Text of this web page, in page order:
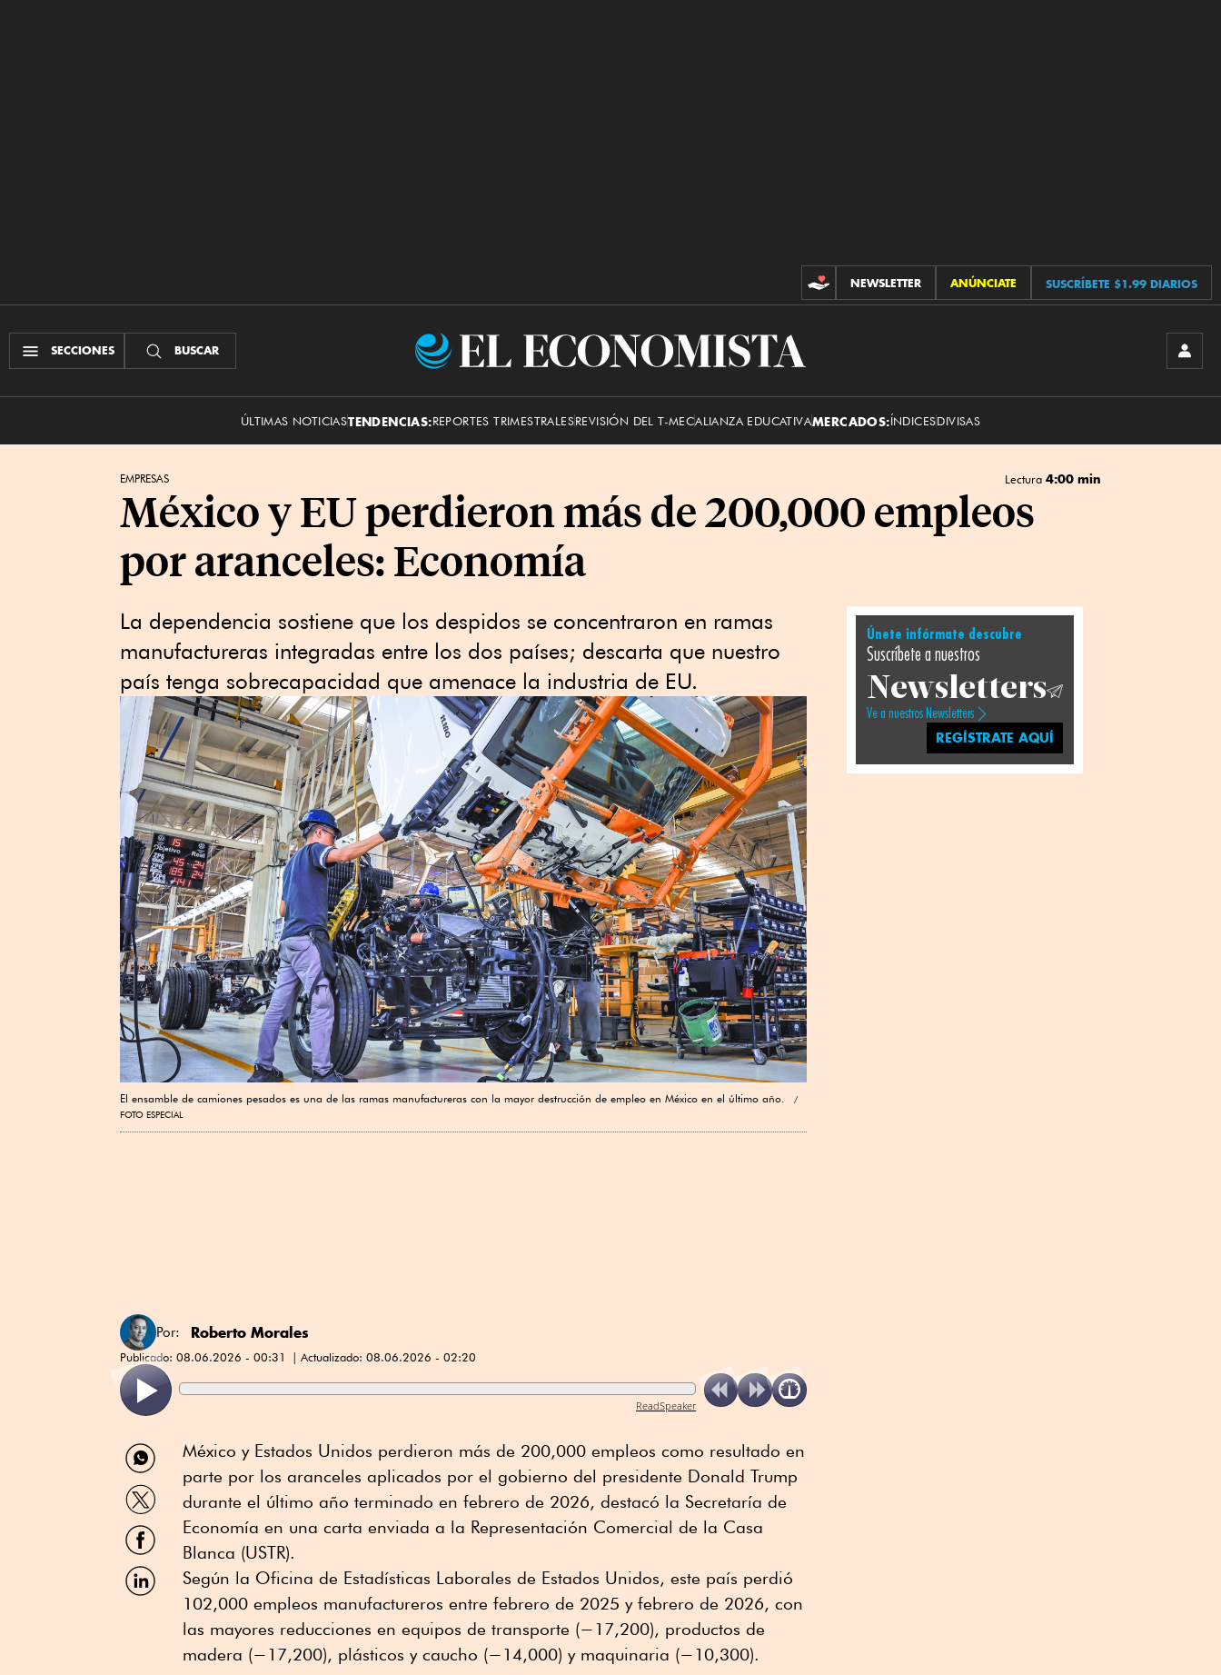
CONTRIBUCIONES
NEWSLETTER ANÚNCIATE SUSCRÍBETE $1.99 DIARIOS
SECCIONES BUSCAR
El
ÚLTIMAS NOTICIASTENDENCIAS:REPORTES TRIMESTRALESREVISIÓN DEL T-MECALIANZA EDUCATIVAMERCADOS:ÍNDICESDIVISAS
EMPRESAS Lectura 4:00 min
México y EU perdieron más de 200,000 empleos
por aranceles: Economía
La dependencia sostiene que los despidos se concentraron en ramas
manufactureras integradas entre los dos países; descarta que nuestro
país tenga sobrecapacidad que amenace la industria de EU.
El ensamble de camiones pesados es una de las ramas manufactureras con la mayor destrucción de empleo en México en el último año.
FOTO ESPECIAL
Por: Roberto Morales
Publicado: 08.06.2026 - 00:31 Actualizado: 08.06.2026 - 02:20
ReadSpeaker
Compartir
por
WhatsApp
Compartir
por
Twitter
Compartir
por
Facebook
Compartir
por
México y Estados Unidos perdieron más de 200,000 empleos como resultado en
parte por los aranceles aplicados por el gobierno del presidente Donald Trump
durante el último año terminado en febrero de 2026, destacó la Secretaría de
Economía en una carta enviada a la Representación Comercial de la Casa
Blanca (USTR).
Según la Oficina de Estadísticas Laborales de Estados Unidos, este país perdió
102,000 empleos manufactureros entre febrero de 2025 y febrero de 2026, con
las mayores reducciones en equipos de transporte (−17,200), productos de
madera (−17,200), plásticos y caucho (−14,000) y maquinaria (−10,300).
Únete infórmate descubre
Suscríbete a nuestros
Newsletters
Ve a nuestros Newsletters
REGÍSTRATE AQUÍ